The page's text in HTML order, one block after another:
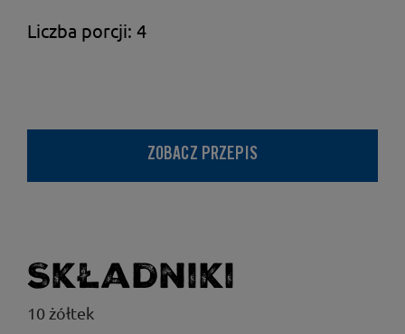
Liczba porcji: 4
ZOBACZ PRZEPIS
Składniki
10 żółtek